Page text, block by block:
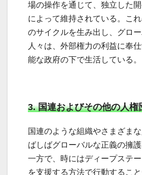
場の操作を通じて、独立した
によって維持されている。こ
のサイクルを生み出し、グロ
人々は、外部権力の利益に奉
能な政府の下で生活している。
3. 国連およびその他の人権
国連のような組織やさまざま
ばしばグローバルな正義の擁
一方で、時にはディープステ
を支援する方法で行動するこ